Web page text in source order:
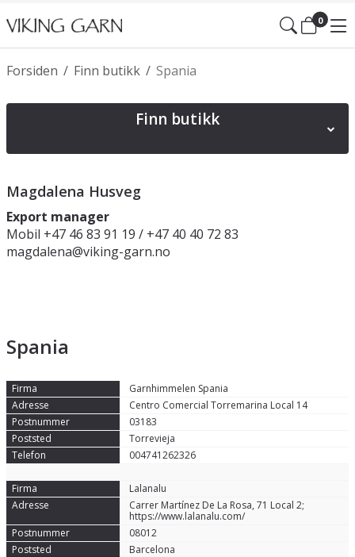
0
/
Forsiden /
Finn butikk Spania
Finn butikk
Spania
Litauen
Latvia Estland England UK
Magdalena Husveg
Export manager
Mobil +47 46 83 91 19 / +47 40 40 72 83
magdalena@viking-garn.no
Spania
Garnhimmelen Spania
Centro Comercial Torremarina Local 14
03183
Torrevieja
004741262326
Lalanalu
Carrer Martínez De La Rosa, 71 Local 2;
https://www.lalanalu.com/
08012
Barcelona